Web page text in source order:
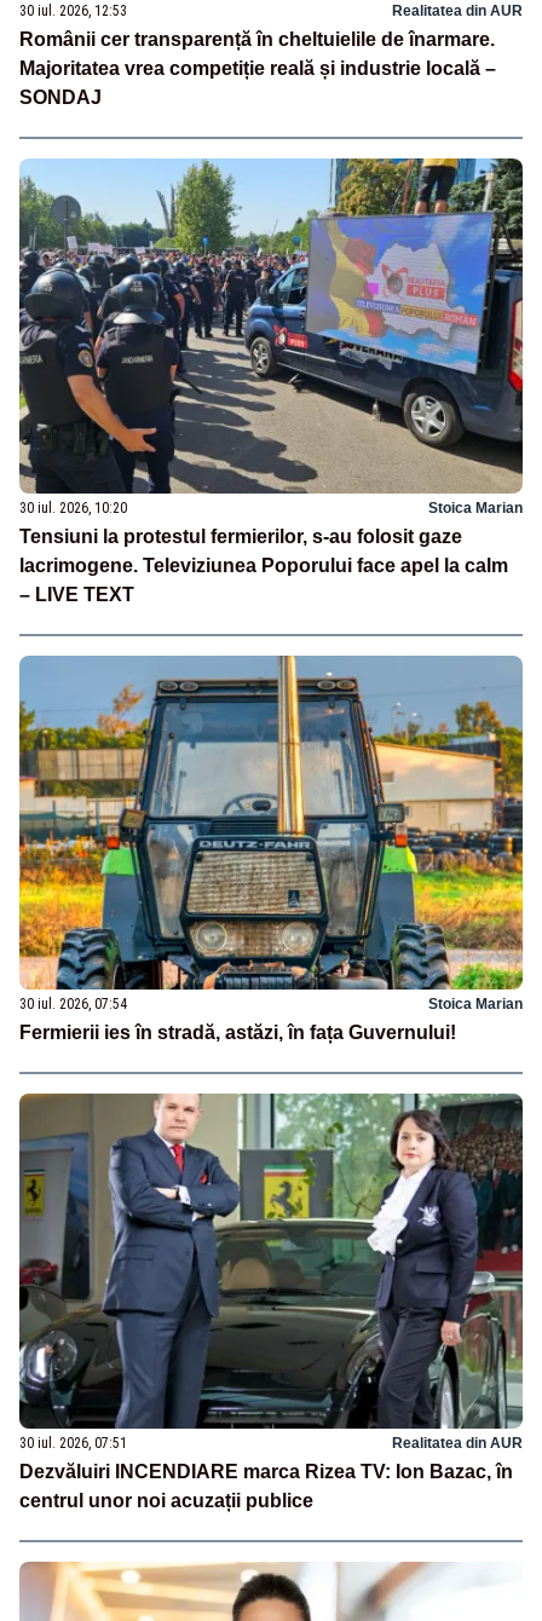
30 iul. 2026, 12:53 Realitatea din AUR
Românii cer transparență în cheltuielile de înarmare.
Majoritatea vrea competiție reală și industrie locală –
SONDAJ
30 iul. 2026, 10:20 Stoica Marian
Tensiuni la protestul fermierilor, s-au folosit gaze
lacrimogene. Televiziunea Poporului face apel la calm
– LIVE TEXT
30 iul. 2026, 07:54 Stoica Marian
Fermierii ies în stradă, astăzi, în fața Guvernului!
30 iul. 2026, 07:51 Realitatea din AUR
Dezvăluiri INCENDIARE marca Rizea TV: Ion Bazac, în
centrul unor noi acuzații publice